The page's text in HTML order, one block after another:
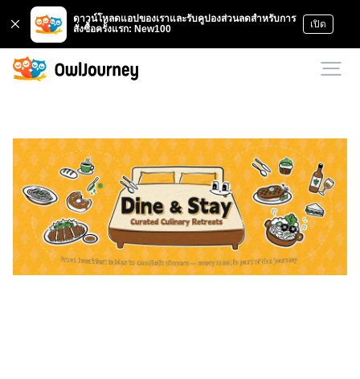
ดาวน์โหลดแอปของเราและรับคูปองส่วนลดสำหรับการ
สั่งซื้อครั้งแรก: New100
เปิด